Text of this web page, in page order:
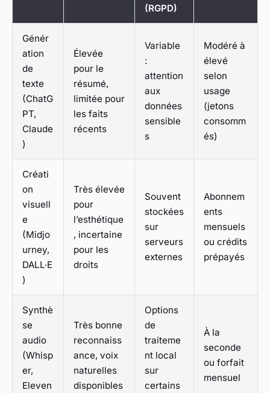
(RGPD)
Génér
ation
de
texte
(ChatG
PT,
Claude
)
Élevée
pour le
résumé,
limitée pour
les faits
récents
Variable
:
attention
aux
données
sensible
s
Modéré à
élevé
selon
usage
(jetons
consomm
és)
Créati
on
visuell
e
(Midjo
urney,
DALL·E
)
Très élevée
pour
l’esthétique
, incertaine
pour les
droits
Souvent
stockées
sur
serveurs
externes
Abonnem
ents
mensuels
ou crédits
prépayés
Synthè
se
audio
(Whisp
er,
Eleven
Très bonne
reconnaiss
ance, voix
naturelles
disponibles
Options
de
traiteme
nt local
sur
certains
À la
seconde
ou forfait
mensuel